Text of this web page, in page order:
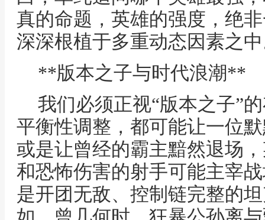
真的命题，英雄的强度，绝
深深根植于多重动态因素之
**版本之子与时代浪潮**
我们必须正视“版本之子”
平衡性调整，都可能让一位
或是让曾经的霸主黯然退场
和恐怖伤害的射手可能主宰
是开团无敌、控制链完整的